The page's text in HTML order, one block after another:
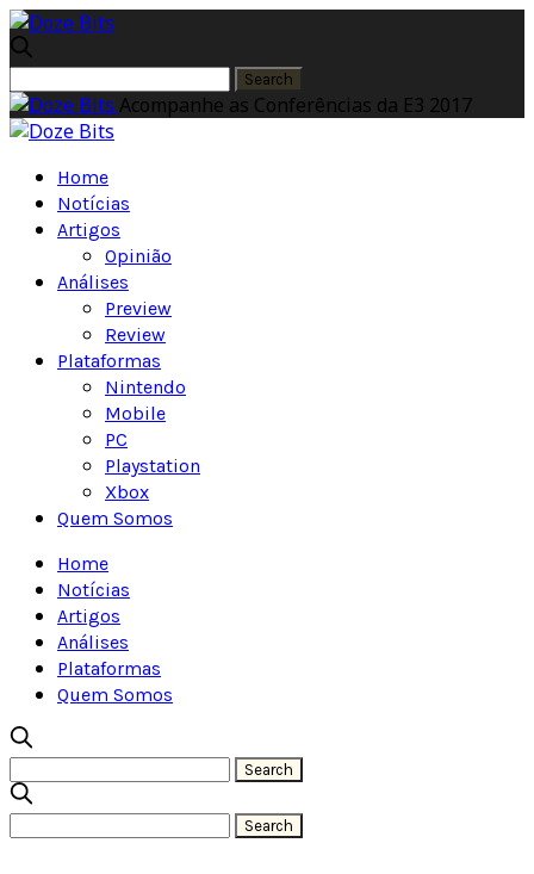
Acompanhe as Conferências da E3 2017
Home
Notícias
Artigos
Opinião
Análises
Preview
Review
Plataformas
Nintendo
Mobile
PC
Playstation
Xbox
Quem Somos
Home
Notícias
Artigos
Análises
Plataformas
Quem Somos